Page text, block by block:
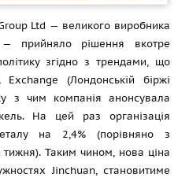
Ltd — великого виробника
прийняло рішення вкотре
згідно з трендами, що
(Лондонській біржі
з чим компанія анонсувала
На цей раз організація
на 2,4% (порівняно з
Таким чином, нова ціна
Jinchuan, становитиме